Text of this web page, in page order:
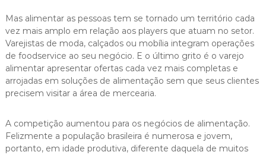
Mas alimentar as pessoas tem se tornado um território cada
vez mais amplo em relação aos players que atuam no setor.
Varejistas de moda, calçados ou mobília integram operações
de foodservice ao seu negócio. E o último grito é o varejo
alimentar apresentar ofertas cada vez mais completas e
arrojadas em soluções de alimentação sem que seus clientes
precisem visitar a área de mercearia.
A competição aumentou para os negócios de alimentação.
Felizmente a população brasileira é numerosa e jovem,
portanto, em idade produtiva, diferente daquela de muitos